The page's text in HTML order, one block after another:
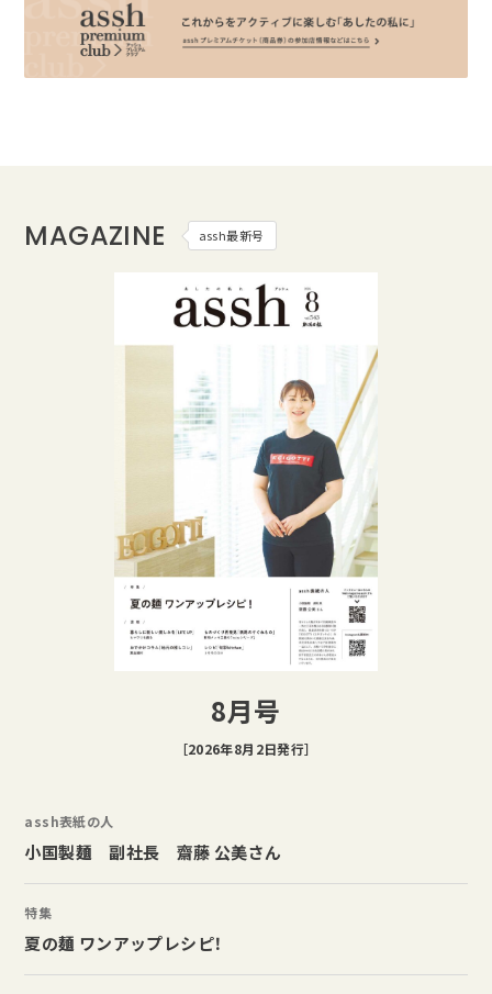
MAGAZINE assh最新号
8月号
［2026年8月2日発行］
assh表紙の人
小国製麺 副社長 齋藤 公美さん
特集
夏の麺 ワンアップレシピ！